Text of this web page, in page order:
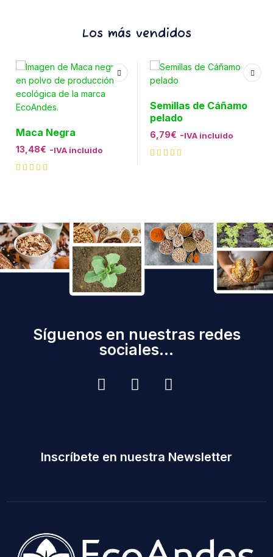
Los más vendidos
Maca Negra
13,48€ -IVA incluido
Semillas de Cáñamo
pelado
6,79€ -IVA incluido
Síguenos en nuestras redes
sociales...
Inscríbete en nuestra Newsletter